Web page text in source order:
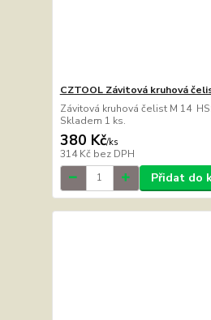
CZTOOL Závitová kruhová
Závitová kruhová čelist M
Skladem 1 ks.
380 Kč/ks
314 Kč bez DPH
Přidat do